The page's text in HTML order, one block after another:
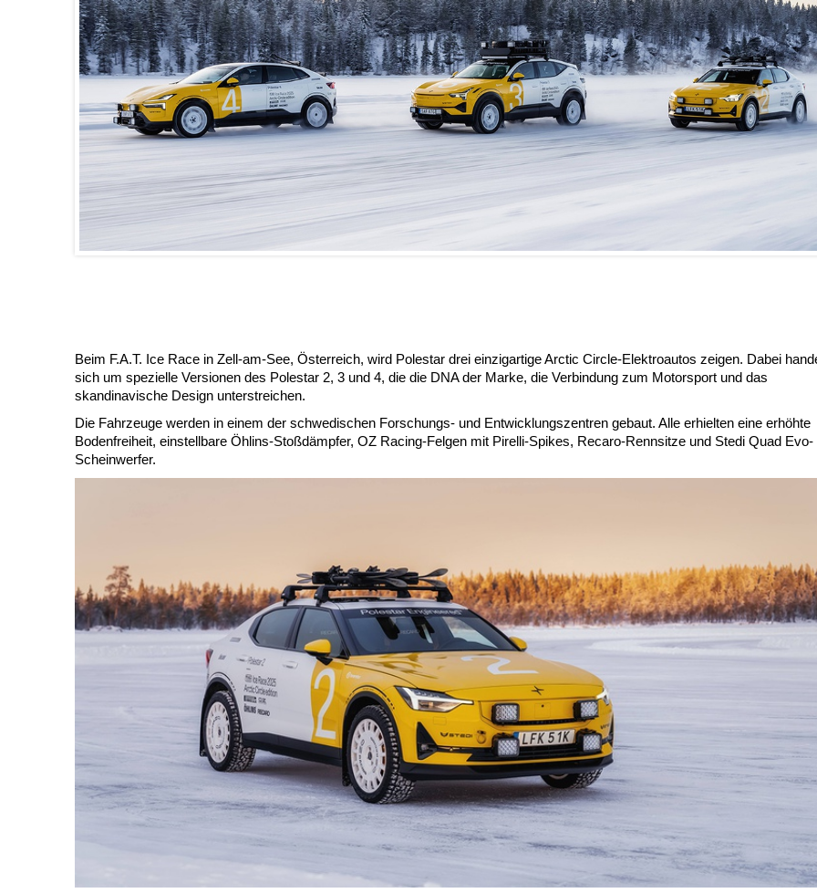
Beim F.A.T. Ice Race in Zell-am-See, Österreich, wird Polestar drei einzigartige Arctic Circle-Elektroautos zeigen. Dabei
sich um spezielle Versionen des Polestar 2, 3 und 4, die die DNA der Marke, die Verbindung zum Motorsport und das
skandinavische Design unterstreichen.
Die Fahrzeuge werden in einem der schwedischen Forschungs- und Entwicklungszentren gebaut. Alle erhielten eine erhöhte
Bodenfreiheit, einstellbare Öhlins-Stoßdämpfer, OZ Racing-Felgen mit Pirelli-Spikes, Recaro-Rennsitze und Stedi Quad Evo-
Scheinwerfer.